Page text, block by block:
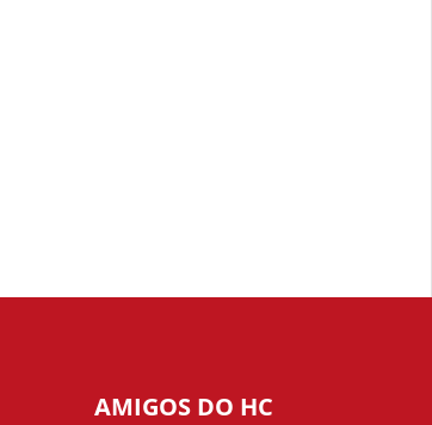
AMIGOS DO HC